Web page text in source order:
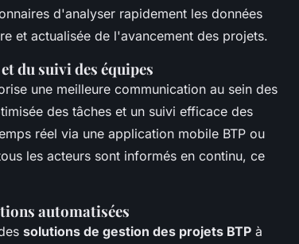
d'analyser rapidement les données
et actualisée de l'avancement des projets.
du suivi des équipes
une meilleure communication au sein des
des tâches et un suivi efficace des
réel via une application mobile BTP ou
les acteurs sont informés en continu, ce
automatisées
solutions de gestion des projets BTP à